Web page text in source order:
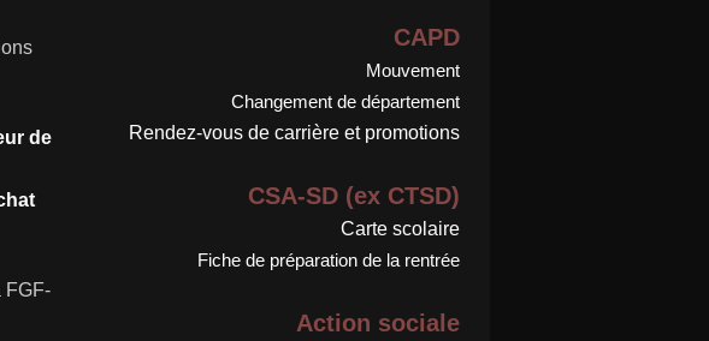
de
FGF-
CAPD
Mouvement
Changement de département
Rendez-vous de carrière et promotions
CSA-SD (ex CTSD)
Carte scolaire
Fiche de préparation de la rentrée
Action sociale